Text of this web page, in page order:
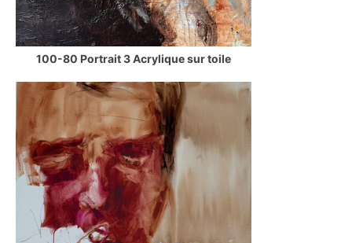
100-80 Portrait 3 Acrylique sur toile